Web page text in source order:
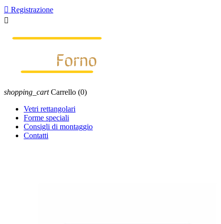
 Registrazione

shopping_cart Carrello (0)
Vetri rettangolari
Forme speciali
Consigli di montaggio
Contatti